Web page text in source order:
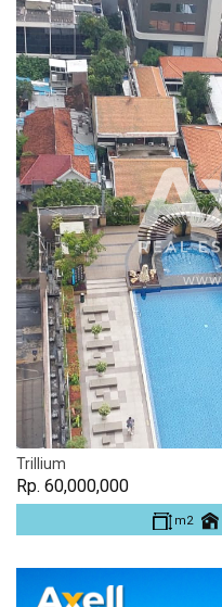
Trillium
Rp. 60,000,000
m2